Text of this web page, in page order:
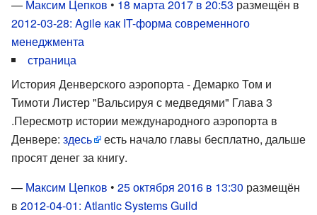
— Максим Цепков • 18 марта 2017 в 20:53 размещён в
2012-03-28: Agile как IT-форма современного
менеджмента
страница
История Денверского аэропорта - Демарко Том и
Тимоти Листер "Вальсируя с медведями" Глава 3
.Пересмотр истории международного аэропорта в
Денвере: здесь
есть начало главы бесплатно, дальше
просят денег за книгу.
— Максим Цепков • 25 октября 2016 в 13:30 размещён
в 2012-04-01: Atlantic Systems Guild